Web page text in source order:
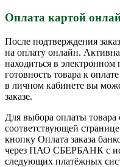
Оплата картой
После подтверждения
на оплату онлайн.
находиться в электронном
готовность товара к
в личном кабинете вы
заказе.
Для выбора оплаты
соответствующей
кнопку Оплата заказа
через ПАО СБЕРБАНК с
следующих платёжных